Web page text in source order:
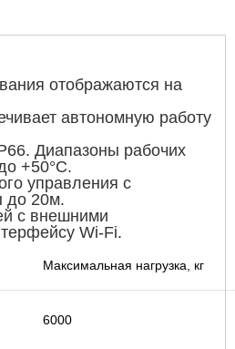
отображаются на
автономную работу
Диапазоны рабочих
+50°С.
управления с
до 20м.
с внешними
Wi-Fi.
Максимальная нагрузка, кг
6000